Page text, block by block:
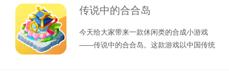
传说中的合合岛
今天给大家带来一款休闲类的合成小游戏
——传说中的合合岛。这款游戏以中国传统